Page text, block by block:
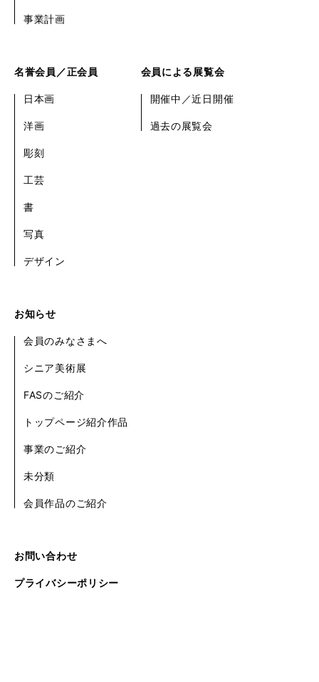
事業計画
名誉会員／正会員
日本画
洋画
彫刻
工芸
書
写真
デザイン
会員による展覧会
開催中／近日開催
過去の展覧会
お知らせ
会員のみなさまへ
シニア美術展
FASのご紹介
トップページ紹介作品
事業のご紹介
未分類
会員作品のご紹介
お問い合わせ
プライバシーポリシー